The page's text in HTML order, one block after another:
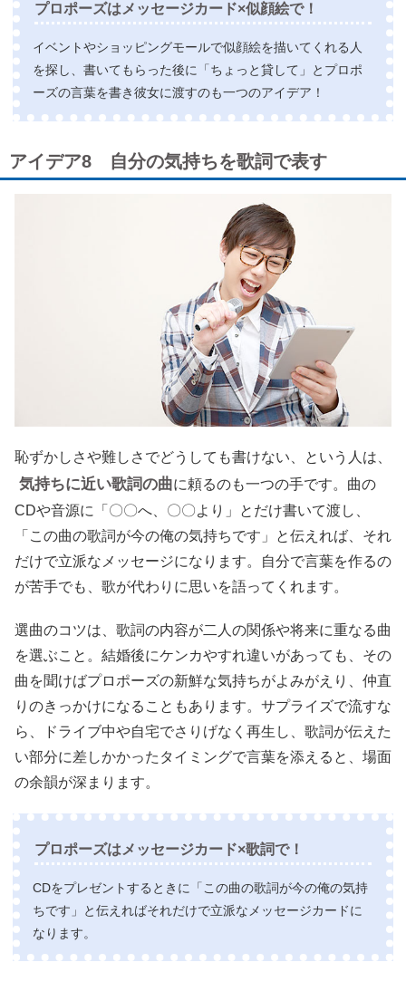
プロポーズはメッセージカード×似顔絵で！
イベントやショッピングモールで似顔絵を描いてくれる人
を探し、書いてもらった後に「ちょっと貸して」とプロポ
ーズの言葉を書き彼女に渡すのも一つのアイデア！
アイデア8 自分の気持ちを歌詞で表す
恥ずかしさや難しさでどうしても書けない、という人は、
気持ちに近い歌詞の曲に頼るのも一つの手です。曲の
CDや音源に「〇〇へ、〇〇より」とだけ書いて渡し、
「この曲の歌詞が今の俺の気持ちです」と伝えれば、それ
だけで立派なメッセージになります。自分で言葉を作るの
が苦手でも、歌が代わりに思いを語ってくれます。
選曲のコツは、歌詞の内容が二人の関係や将来に重なる曲
を選ぶこと。結婚後にケンカやすれ違いがあっても、その
曲を聞けばプロポーズの新鮮な気持ちがよみがえり、仲直
りのきっかけになることもあります。サプライズで流すな
ら、ドライブ中や自宅でさりげなく再生し、歌詞が伝えた
い部分に差しかかったタイミングで言葉を添えると、場面
の余韻が深まります。
プロポーズはメッセージカード×歌詞で！
CDをプレゼントするときに「この曲の歌詞が今の俺の気持
ちです」と伝えればそれだけで立派なメッセージカードに
なります。